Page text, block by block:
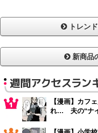
トレン
新商品
週間アクセスラン
【漫画】カフ
れ… 夫の“ナイ